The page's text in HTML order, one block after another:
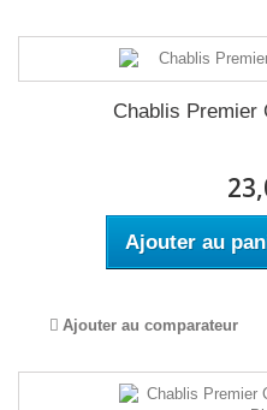
Chablis Premier
Ajouter au
Ajouter au comparateur